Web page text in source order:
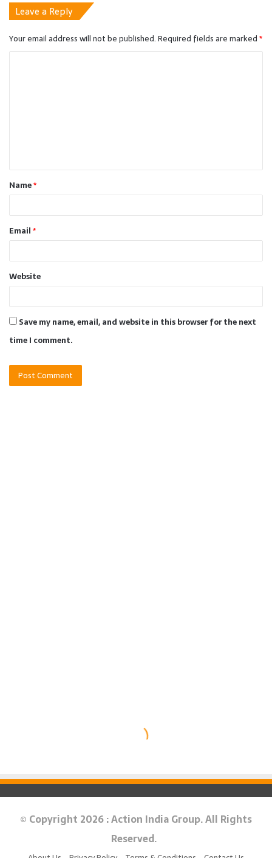
© Copyright 2026 : Action India Group. All Rights
Reserved.